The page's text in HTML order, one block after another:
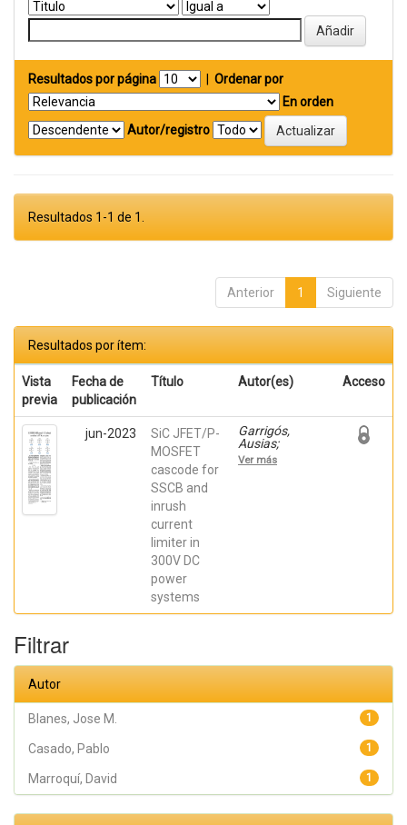
Resultados por página
Ordenar por
En orden
Autor/registro
Resultados 1-1 de 1.
Anterior 1 Siguiente
Resultados por ítem:
Vista
previa
Fecha de
publicación
Título Autor(es) Acceso
jun-2023
SiC JFET/P-
MOSFET
cascode for
SSCB and
inrush
current
limiter in
300V DC
power
systems
Garrigós,
Ausias;
Marroquí,
David; Blanes,
Ver más
Filtrar
Autor
1
Blanes, Jose M.
1
Casado, Pablo
1
Marroquí, David